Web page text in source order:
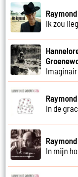
Ik zou
In de
In mijn